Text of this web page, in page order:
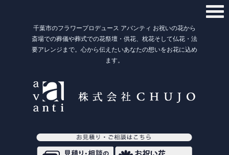
千葉市のフラワープロデュース アバンティ お祝いの花から
斎場での葬儀や葬式での花祭壇・供花、枕花そして仏花・法
要アレンジまで。心から伝えたいあなたの想いをお花に込め
ます。